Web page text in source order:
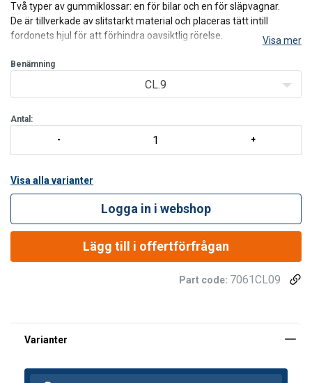
Två typer av gummiklossar: en för bilar och en för släpvagnar.
De är tillverkade av slitstarkt material och placeras tätt intill
fordonets hjul för att förhindra oavsiktlig rörelse.
Visa mer
Benämning
CL.9
Antal:
Visa alla varianter
Logga in i webshop
Lägg till i offertförfrågan
Part code: 7061CL09